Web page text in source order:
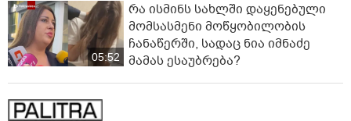
05:52
რა ისმინს სახლში დაყენებული
მომსასმენი მოწყობილობის
ჩანაწერში, სადაც ნია იმნაძე
მამას ესაუბრება?